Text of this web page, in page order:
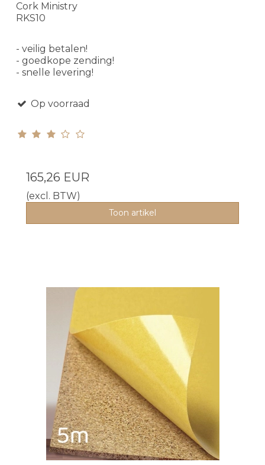
Cork Ministry
RKS10
- veilig betalen!
- goedkope zending!
- snelle levering!
Op voorraad
165,26 EUR
(excl. BTW)
Toon artikel